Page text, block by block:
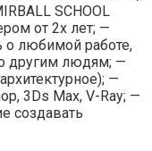
SCHOOL
от 2х лет; —
о любимой работе,
другим людям; —
—
3Ds Max, V-Ray; —
создавать